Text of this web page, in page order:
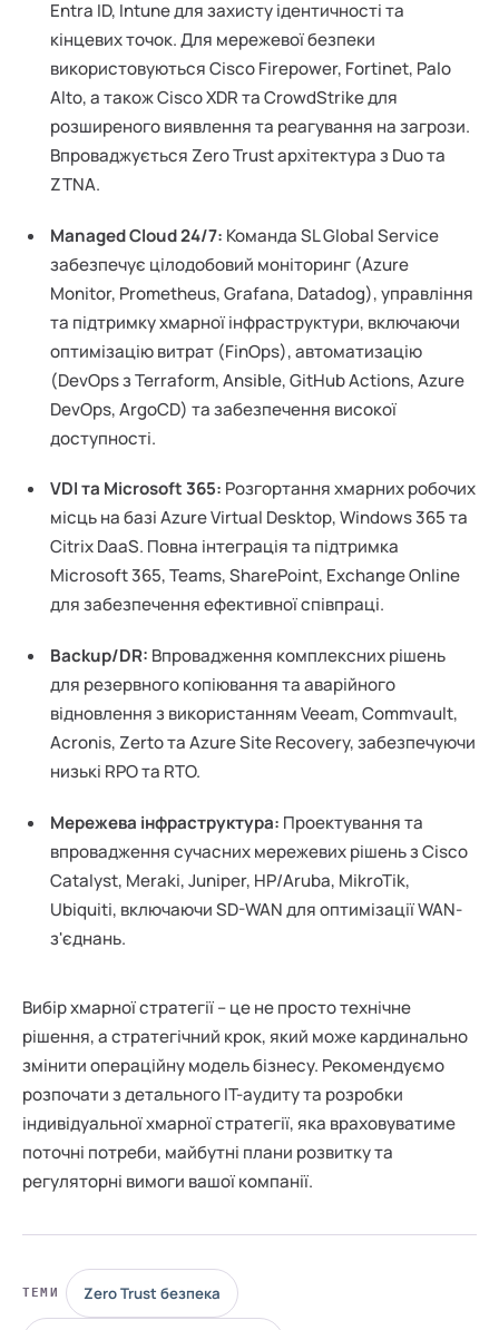
Entra ID, Intune для захисту ідентичності та
кінцевих точок. Для мережевої безпеки
використовуються Cisco Firepower, Fortinet, Palo
Alto, а також Cisco XDR та CrowdStrike для
розширеного виявлення та реагування на загрози.
Впроваджується Zero Trust архітектура з Duo та
ZTNA.
Managed Cloud 24/7: Команда SL Global Service
забезпечує цілодобовий моніторинг (Azure
Monitor, Prometheus, Grafana, Datadog), управління
та підтримку хмарної інфраструктури, включаючи
оптимізацію витрат (FinOps), автоматизацію
(DevOps з Terraform, Ansible, GitHub Actions, Azure
DevOps, ArgoCD) та забезпечення високої
доступності.
VDI та Microsoft 365: Розгортання хмарних робочих
місць на базі Azure Virtual Desktop, Windows 365 та
Citrix DaaS. Повна інтеграція та підтримка
Microsoft 365, Teams, SharePoint, Exchange Online
для забезпечення ефективної співпраці.
Backup/DR: Впровадження комплексних рішень
для резервного копіювання та аварійного
відновлення з використанням Veeam, Commvault,
Acronis, Zerto та Azure Site Recovery, забезпечуючи
низькі RPO та RTO.
Мережева інфраструктура: Проектування та
впровадження сучасних мережевих рішень з Cisco
Catalyst, Meraki, Juniper, HP/Aruba, MikroTik,
Ubiquiti, включаючи SD-WAN для оптимізації WAN-
з'єднань.
Вибір хмарної стратегії – це не просто технічне
рішення, а стратегічний крок, який може кардинально
змінити операційну модель бізнесу. Рекомендуємо
розпочати з детального ІТ-аудиту та розробки
індивідуальної хмарної стратегії, яка враховуватиме
поточні потреби, майбутні плани розвитку та
регуляторні вимоги вашої компанії.
ТЕМИ Zero Trust безпека